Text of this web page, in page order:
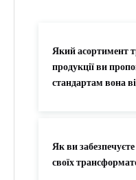
Який асортимент
продукції ви
стандартам вона
Як ви забезпечуєте
своїх